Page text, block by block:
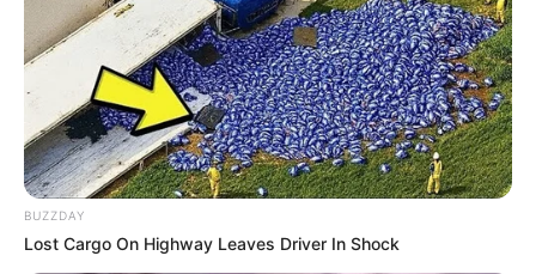
4. Enfeite de mesa para festa junina
5. Tubetes festa junina
6. Brigadeiro festa junina
7. Arroz doce no pote
8. Enfeite festa junina
9. Doces festa junina
10. Saquinhos festa junina
Lembrancinha de Festa Junina fácil
BUZZDAY
Lost Cargo On Highway Leaves Driver In Shock